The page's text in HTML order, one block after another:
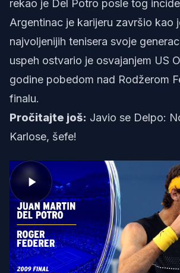
rekao je Del Potro posle tog
Argentinac je karijeru završio kao
najvoljenijih tenisera svoje
uspeh ostvario je osvajanjem US
godine pobedom nad Rodžerom
finalu.
Pročitajte još: Javio se Delpo:
Karlose, šefe!